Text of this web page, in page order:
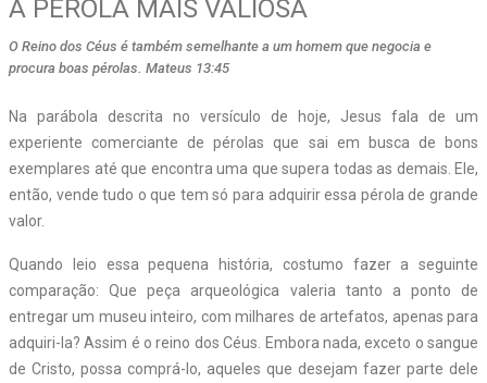
A PÉROLA MAIS VALIOSA
O Reino dos Céus é também semelhante a um homem que negocia e
procura boas pérolas. Mateus 13:45
Na parábola descrita no versículo de hoje, Jesus fala de um
experiente comerciante de pérolas que sai em busca de bons
exemplares até que encontra uma que supera todas as demais. Ele,
então, vende tudo o que tem só para adquirir essa pérola de grande
valor.
Quando leio essa pequena história, costumo fazer a seguinte
comparação: Que peça arqueológica valeria tanto a ponto de
entregar um museu inteiro, com milhares de artefatos, apenas para
adquiri-la? Assim é o reino dos Céus. Embora nada, exceto o sangue
de Cristo, possa comprá-lo, aqueles que desejam fazer parte dele